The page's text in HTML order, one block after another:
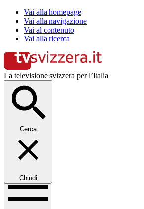
Vai alla homepage
Vai alla navigazione
Vai al contenuto
Vai alla ricerca
La televisione svizzera per l’Italia
Cerca
Chiudi